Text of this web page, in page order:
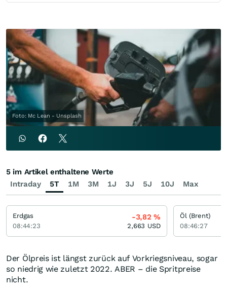
Foto: Mc Lean - Unsplash
Der Ölpreis ist längst zurück auf Vorkriegsniveau, sogar
so niedrig wie zuletzt 2022. ABER – die Spritpreise
nicht.
Intraday 5T 1M 3M 1J 3J 5J 10J Max
5 im Artikel enthaltene Werte
Erdgas
08:44:23
-3,82%
2,663 USD
Öl (Brent)
08:46:27